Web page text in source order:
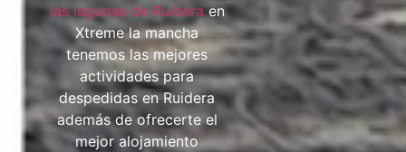
las lagunas de Ruideraen
Xtreme la mancha
tenemos las mejores
actividades para
despedidas en Ruidera
además de ofrecerte el
mejor alojamiento